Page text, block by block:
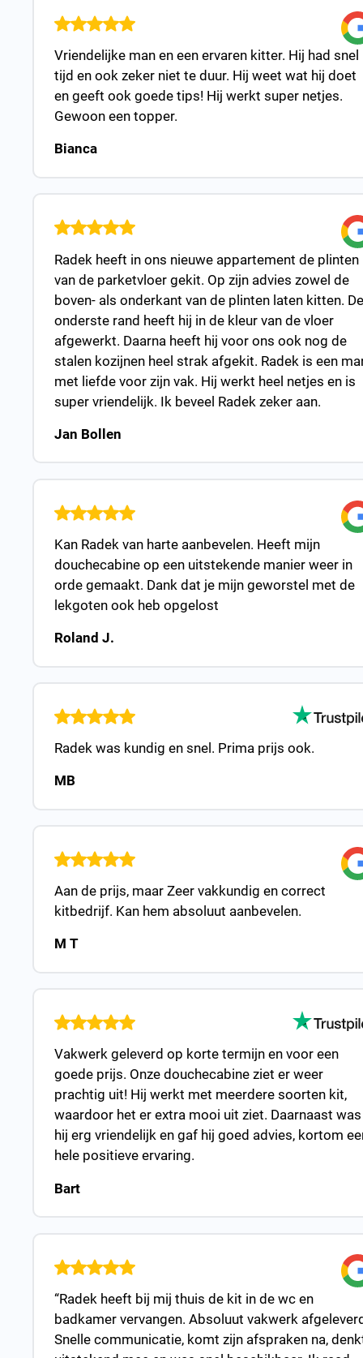
Vriendelijke man en een ervaren kitter. Hij had snel
tijd en ook zeker niet te duur. Hij weet wat hij doet
en geeft ook goede tips! Hij werkt super netjes.
Gewoon een topper.
Bianca
Radek heeft in ons nieuwe appartement de plinten
van de parketvloer gekit. Op zijn advies zowel de
boven- als onderkant van de plinten laten kitten. De
onderste rand heeft hij in de kleur van de vloer
afgewerkt. Daarna heeft hij voor ons ook nog de
stalen kozijnen heel strak afgekit. Radek is een
met liefde voor zijn vak. Hij werkt heel netjes en is
super vriendelijk. Ik beveel Radek zeker aan.
Jan Bollen
Kan Radek van harte aanbevelen. Heeft mijn
douchecabine op een uitstekende manier weer in
orde gemaakt. Dank dat je mijn geworstel met de
lekgoten ook heb opgelost
Roland J.
Radek was kundig en snel. Prima prijs ook.
MB
Aan de prijs, maar Zeer vakkundig en correct
kitbedrijf. Kan hem absoluut aanbevelen.
M T
Vakwerk geleverd op korte termijn en voor een
goede prijs. Onze douchecabine ziet er weer
prachtig uit! Hij werkt met meerdere soorten kit,
waardoor het er extra mooi uit ziet. Daarnaast was
hij erg vriendelijk en gaf hij goed advies, kortom
hele positieve ervaring.
Bart
“Radek heeft bij mij thuis de kit in de wc en
badkamer vervangen. Absoluut vakwerk
Snelle communicatie, komt zijn afspraken na,